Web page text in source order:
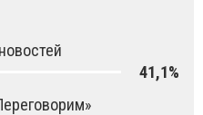
41,1%